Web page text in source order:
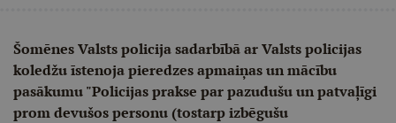
Šomēnes Valsts policija sadarbībā ar Valsts policijas
koledžu īstenoja pieredzes apmaiņas un mācību
pasākumu "Policijas prakse par pazudušu un patvaļīgi
prom devušos personu (tostarp izbēgušu